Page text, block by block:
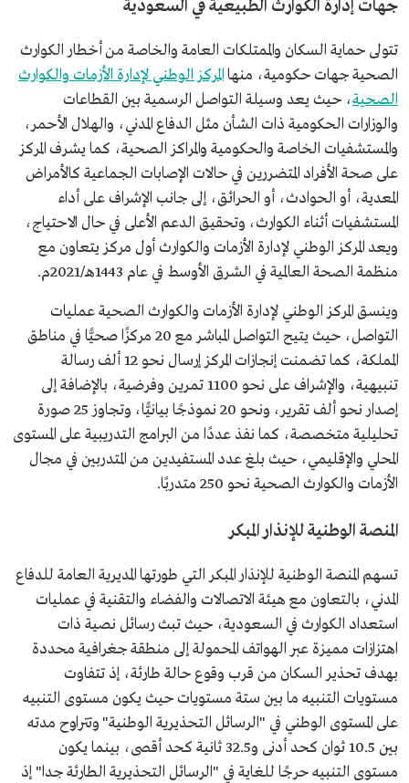
جهات إدارة الكوارث الطبيعية في السعودية
تتولى حماية السكان والممتلكات العامة والخاصة من أخطار الكوارث
الصحية جهات حكومية، منهاالمركز الوطني لإدارة الأزمات والكوارث
الصحية، حيث يعد وسيلة التواصل الرسمية بين القطاعات
والوزارات الحكومية ذات الشأن مثل الدفاع المدني، والهلال الأحمر،
والمستشفيات الخاصة والحكومية والمراكز الصحية، كما يشرف المركز
على صحة الأفراد المتضررين في حالات الإصابات الجماعية كالأمراض
المعدية، أو الحوادث، أو الحرائق، إلى جانب الإشراف على أداء
المستشفيات أثناء الكوارث، وتحقيق الدعم الأعلى في حال الاحتياج،
ويعد المركز الوطني لإدارة الأزمات والكوارث أول مركز يتعاون مع
منظمة الصحة العالمية في الشرق الأوسط في عام 1443هـ/2021م.
وينسق المركز الوطني لإدارة الأزمات والكوارث الصحية عمليات
التواصل، حيث يتيح التواصل المباشر مع 20 مركزًا صحيًّا في مناطق
المملكة، كما تضمنت إنجازات المركز إرسال نحو 12 ألف رسالة
تنبيهية، والإشراف على نحو 1100 تمرين وفرضية، بالإضافة إلى
إصدار نحو ألف تقرير، ونحو 20 نموذجًا بيانيًّا، وتجاوز 25 صورة
تحليلية متخصصة، كما نفذ عددًا من البرامج التدريبية على المستوى
المحلي والإقليمي، حيث بلغ عدد المستفيدين من المتدربين في مجال
الأزمات والكوارث الصحية نحو 250 متدربًا.
المنصة الوطنية للإنذار المبكر
تسهم المنصة الوطنية للإنذار المبكر التي طورتها المديرية العامة للدفاع
المدني، بالتعاون مع هيئة الاتصالات والفضاء والتقنية في عمليات
استعداد الكوارث في السعودية، حيث تبث رسائل نصية ذات
اهتزازات مميزة عبر الهواتف المحمولة إلى منطقة جغرافية محددة
بهدف تحذير السكان من قرب وقوع حالة طارئة، إذ تتفاوت
مستويات التنبيه ما بين ستة مستويات حيث يكون مستوى التنبيه
على المستوى الوطني في "الرسائل التحذيرية الوطنية" وتتراوح مدته
بين 10.5 ثوان كحد أدنى و32.5 ثانية كحد أقصى، بينما يكون
مستوى التنبيه حرجًا للغاية في "الرسائل التحذيرية الطارئة جدا" إذ